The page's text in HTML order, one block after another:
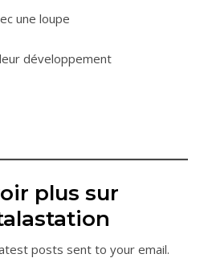
une loupe
développement
plus sur
posts sent to your email.